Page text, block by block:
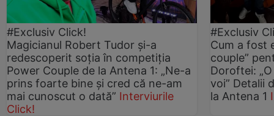
#Exclusiv Click!
Magicianul Robert Tudor și-a
redescoperit soția în competiția
Power Couple de la Antena 1: „Ne-a
prins foarte bine și cred că ne-am
mai cunoscut o dată” Interviurile
Click!
#Exclusiv
Cum a fost
couple”
Doroftei:
voi” Detalii
la Antena 1